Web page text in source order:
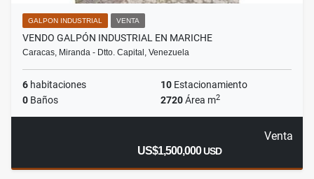
GALPON INDUSTRIAL VENTA
VENDO GALPÓN INDUSTRIAL EN MARICHE
Caracas, Miranda - Dtto. Capital, Venezuela
6 habitaciones 10 Estacionamiento
0 Baños 2720Área m2
Venta
US$1,500,000USD